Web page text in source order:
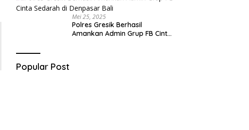
Mei 25, 2025
Polres Gresik Berhasil
Amankan Admin Grup FB Cinta
Popular Post